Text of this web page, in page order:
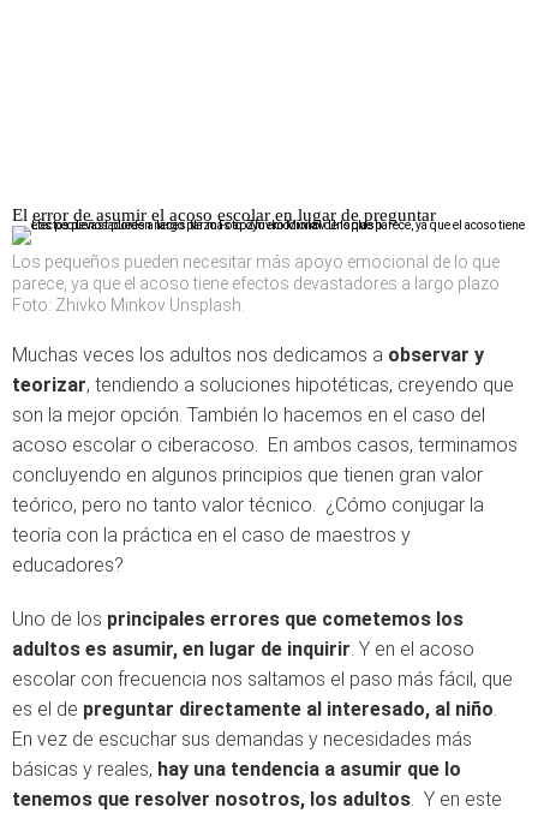
El error de asumir el acoso escolar en lugar de preguntar
Los pequeños pueden necesitar más apoyo emocional de lo que
parece, ya que el acoso tiene efectos devastadores a largo plazo
Foto: Zhivko Minkov Unsplash.
Muchas veces los adultos nos dedicamos a observar y
teorizar, tendiendo a soluciones hipotéticas, creyendo que
son la mejor opción. También lo hacemos en el caso del
acoso escolar o ciberacoso. En ambos casos, terminamos
concluyendo en algunos principios que tienen gran valor
teórico, pero no tanto valor técnico. ¿Cómo conjugar la
teoría con la práctica en el caso de maestros y
educadores?
Uno de los principales errores que cometemos los
adultos es asumir, en lugar de inquirir. Y en el acoso
escolar con frecuencia nos saltamos el paso más fácil, que
es el de preguntar directamente al interesado, al niño.
En vez de escuchar sus demandas y necesidades más
básicas y reales, hay una tendencia a asumir que lo
tenemos que resolver nosotros, los adultos. Y en este